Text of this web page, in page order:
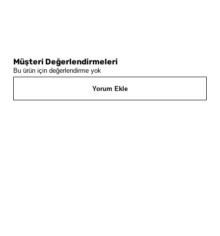
Müşteri Değerlendirmeleri
Bu ürün için değerlendirme yok
Yorum Ekle